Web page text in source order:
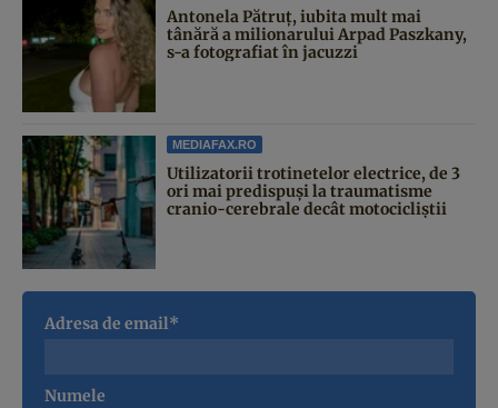
Antonela Pătruț, iubita mult mai
tânără a milionarului Arpad Paszkany,
s-a fotografiat în jacuzzi
MEDIAFAX.RO
Utilizatorii trotinetelor electrice, de 3
ori mai predispuși la traumatisme
cranio-cerebrale decât motocicliștii
Adresa de email*
Numele